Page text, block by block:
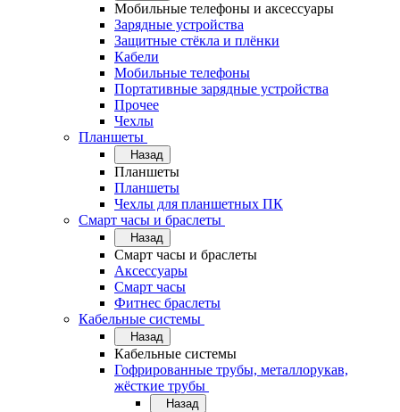
Мобильные телефоны и аксессуары
Зарядные устройства
Защитные стёкла и плёнки
Кабели
Мобильные телефоны
Портативные зарядные устройства
Прочее
Чехлы
Планшеты
Назад
Планшеты
Планшеты
Чехлы для планшетных ПК
Смарт часы и браслеты
Назад
Смарт часы и браслеты
Аксессуары
Смарт часы
Фитнес браслеты
Кабельные системы
Назад
Кабельные системы
Гофрированные трубы, металлорукав,
жёсткие трубы
Назад